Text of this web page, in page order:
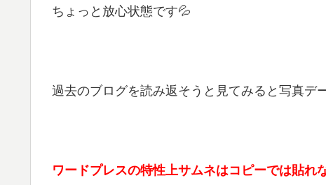
ちょっと放心状態です💦
過去のブログを読み返そうと見てみると写真デ
ワードプレスの特性上サムネはコピーでは貼れ